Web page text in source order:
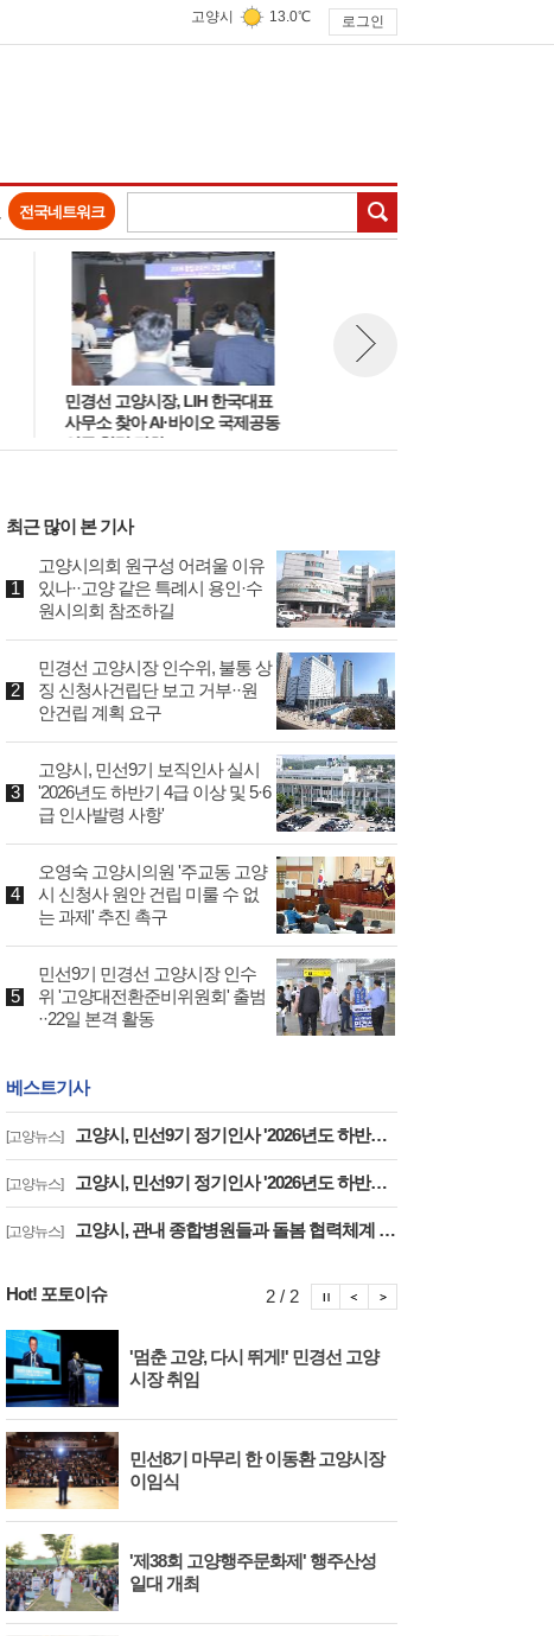
고양시 13.0℃ 로그인
전국네트워크
민경선 고양시장, LIH 한국대표
사무소 찾아 AI·바이오 국제공동
연구 협력 강화
최근 많이 본 기사
고양시의회 원구성 어려울 이유
있나··고양 같은 특례시 용인·수
원시의회 참조하길
민경선 고양시장 인수위, 불통 상
징 신청사건립단 보고 거부··원
안건립 계획 요구
고양시, 민선9기 보직인사 실시
'2026년도 하반기 4급 이상 및 5·6
급 인사발령 사항'
오영숙 고양시의원 '주교동 고양
시 신청사 원안 건립 미룰 수 없
는 과제' 추진 촉구
민선9기 민경선 고양시장 인수
위 '고양대전환준비위원회' 출범
··22일 본격 활동
베스트기사
[고양뉴스] 고양시, 민선9기 정기인사 '2026년도 하반기 6급 팀장 인사발령 사항'
[고양뉴스] 고양시, 민선9기 정기인사 '2026년도 하반기 6급 부팀장 이하 인사발령 사항'
[고양뉴스] 고양시, 관내 종합병원들과 돌봄 협력체계 구축 '통합돌봄 대상자 발굴 및 연계'
Hot! 포토이슈
'멈춘 고양, 다시 뛰게!' 민경선 고양
시장 취임
민선8기 마무리 한 이동환 고양시장
이임식
'제38회 고양행주문화제' 행주산성
일대 개최
2 / 2 포토이슈 이전보기
포토이슈 정지